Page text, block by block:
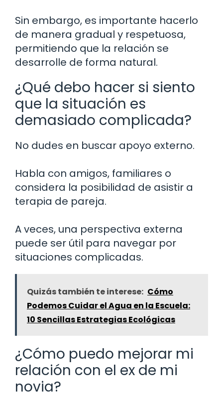
Sin embargo, es importante hacerlo
de manera gradual y respetuosa,
permitiendo que la relación se
desarrolle de forma natural.
¿Qué debo hacer si siento
que la situación es
demasiado complicada?
No dudes en buscar apoyo externo.
Habla con amigos, familiares o
considera la posibilidad de asistir a
terapia de pareja.
A veces, una perspectiva externa
puede ser útil para navegar por
situaciones complicadas.
Quizás también te interese: Cómo
Podemos Cuidar el Agua en la Escuela:
10 Sencillas Estrategias Ecológicas
¿Cómo puedo mejorar mi
relación con el ex de mi
novia?